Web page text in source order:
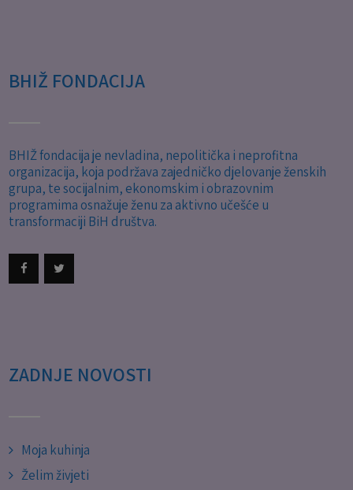
BHIŽ FONDACIJA
BHIŽ fondacija je nevladina, nepolitička i neprofitna
organizacija, koja podržava zajedničko djelovanje ženskih
grupa, te socijalnim, ekonomskim i obrazovnim
programima osnažuje ženu za aktivno učešće u
transformaciji BiH društva.
ZADNJE NOVOSTI
Moja kuhinja
Želim živjeti